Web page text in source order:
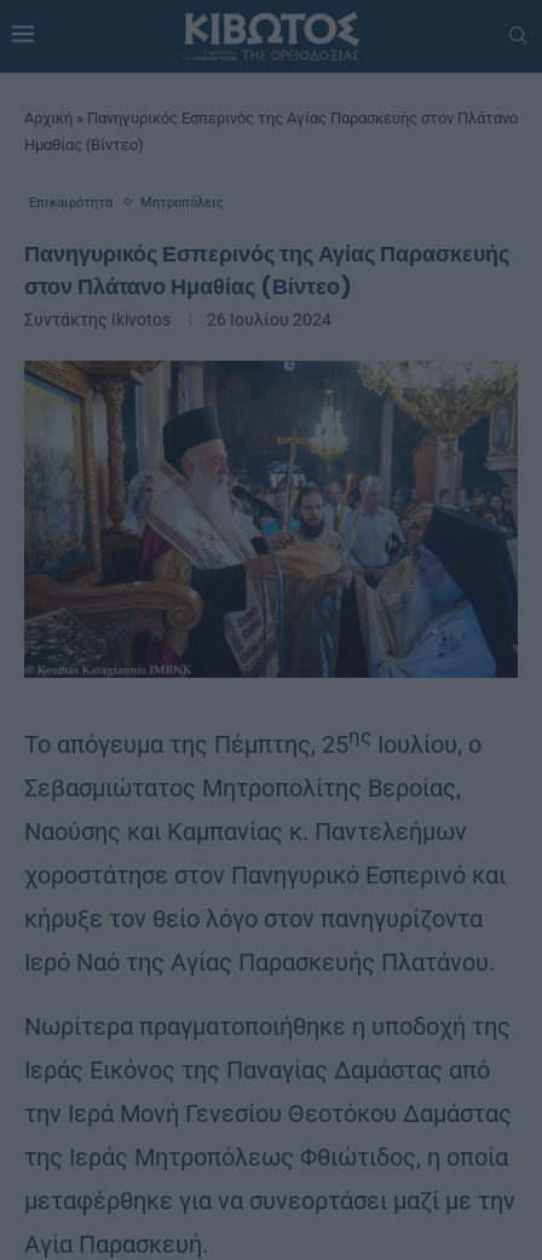
Αρχική » Πανηγυρικός Εσπερινός της Αγίας Παρασκευής στον Πλάτανο
Ημαθίας (Βίντεο)
Επικαιρότητα Μητροπόλεις
Πανηγυρικός Εσπερινός της Αγίας Παρασκευής
στον Πλάτανο Ημαθίας (Βίντεο)
Συντάκτης Ikivotos 26 Ιουλίου 2024
Το απόγευμα της Πέμπτης, 25ης Ιουλίου, o
Σεβασμιώτατος Μητροπολίτης Βεροίας,
Ναούσης και Καμπανίας κ. Παντελεήμων
χοροστάτησε στον Πανηγυρικό Εσπερινό και
κήρυξε τον θείο λόγο στον πανηγυρίζοντα
Ιερό Ναό της Αγίας Παρασκευής Πλατάνου.
Νωρίτερα πραγματοποιήθηκε η υποδοχή της
Ιεράς Εικόνος της Παναγίας Δαμάστας από
την Ιερά Μονή Γενεσίου Θεοτόκου Δαμάστας
της Ιεράς Μητροπόλεως Φθιώτιδος, η οποία
μεταφέρθηκε για να συνεορτάσει μαζί με την
Αγία Παρασκευή.